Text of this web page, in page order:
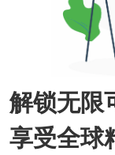
解锁无限
享受全球